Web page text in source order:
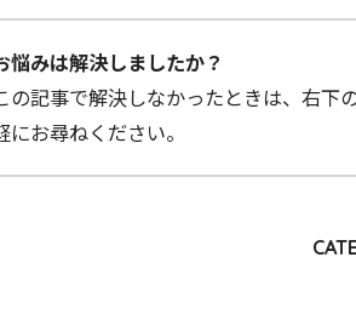
悩みは解決しましたか？
の記事で解決しなかったときは、右下
にお尋ねください。